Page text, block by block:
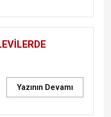
Yazının Devamı